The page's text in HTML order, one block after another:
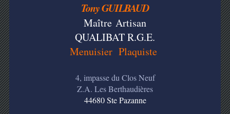
Tony GUILBAUD
Maître Artisan
QUALIBAT R.G.E.
Menuisier Plaquiste
4, impasse du Clos Neuf
Z.A. Les Berthaudières
44680 Ste Pazanne